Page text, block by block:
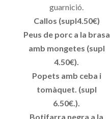
guarnició.
Callos (supl4.50€)
Peus de porc a la brasa
amb mongetes (supl
4.50€).
Popets amb ceba i
tomàquet. (supl
6.50€.).
Botifarra negra a la